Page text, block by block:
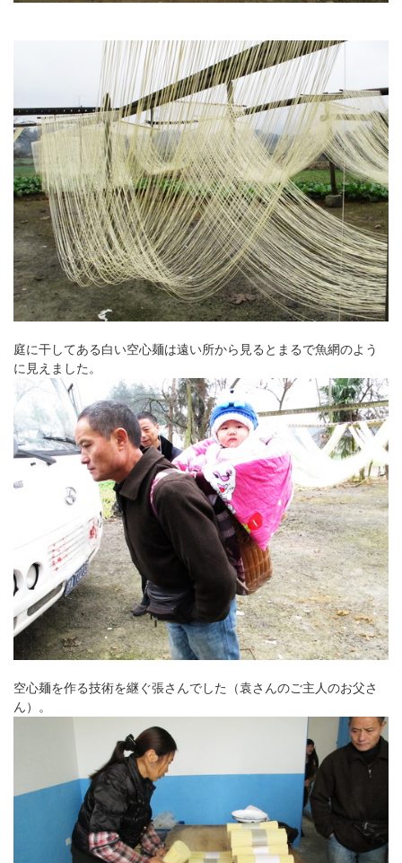
庭に干してある白い空心麺は遠い所から見るとまるで魚網のよう
に見えました。
空心麺を作る技術を継ぐ張さんでした（袁さんのご主人のお父さ
ん）。